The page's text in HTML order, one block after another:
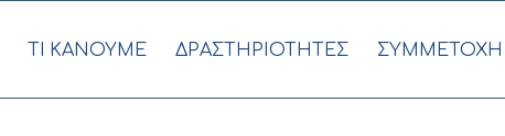
ΤΙ ΚΑΝΟΥΜΕ ΔΡΑΣΤΗΡΙΟΤΗΤΕΣ ΣΥΜΜΕΤΟΧΗ